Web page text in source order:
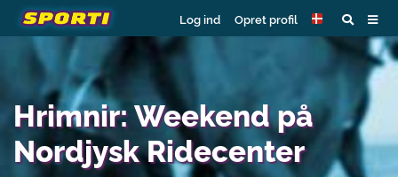
Log ind Opret profil
Hrimnir: Weekend på
Nordjysk Ridecenter